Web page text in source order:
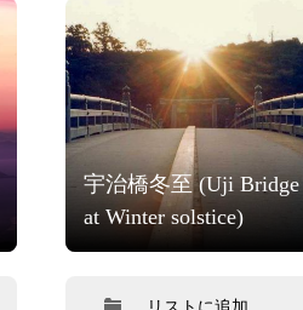
宇治橋冬至 (Uji Bridge
at Winter solstice)
リストに追加